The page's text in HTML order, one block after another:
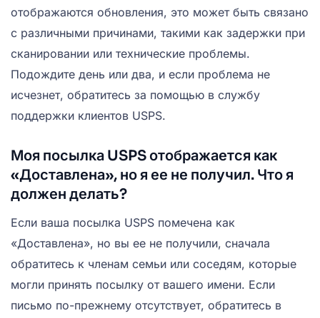
отображаются обновления, это может быть связано
с различными причинами, такими как задержки при
сканировании или технические проблемы.
Подождите день или два, и если проблема не
исчезнет, обратитесь за помощью в службу
поддержки клиентов USPS.
Моя посылка USPS отображается как
«Доставлена», но я ее не получил. Что я
должен делать?
Если ваша посылка USPS помечена как
«Доставлена», но вы ее не получили, сначала
обратитесь к членам семьи или соседям, которые
могли принять посылку от вашего имени. Если
письмо по-прежнему отсутствует, обратитесь в